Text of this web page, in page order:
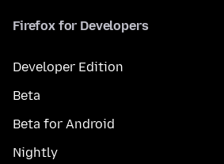
Firefox for Developers
Developer Edition
Beta
Beta for Android
Nightly